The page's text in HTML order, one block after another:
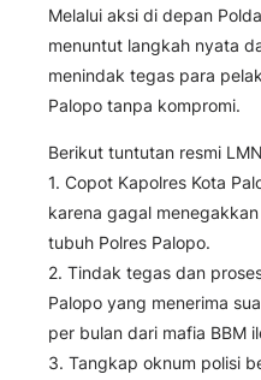
Melalui aksi di depan
menuntut langkah nyata
menindak tegas para
Palopo tanpa kompromi.
Berikut tuntutan resmi
1. Copot Kapolres Kota
karena gagal
tubuh Polres Palopo.
2. Tindak tegas dan
Palopo yang menerima
per bulan dari mafia BBM
3. Tangkap oknum polisi